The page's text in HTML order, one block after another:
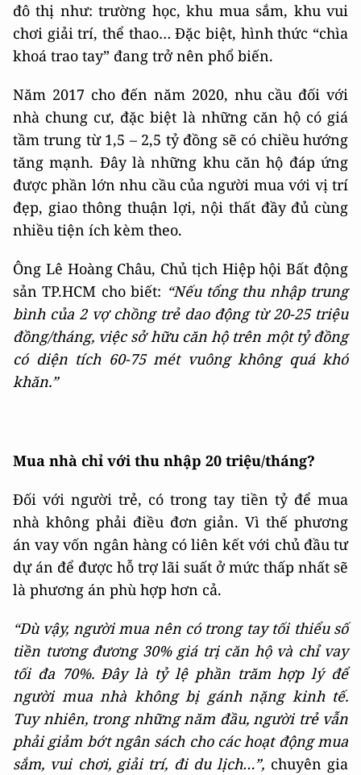
đô thị như: trường học, khu mua sắm, khu vui
chơi giải trí, thể thao… Đặc biệt, hình thức “chìa
khoá trao tay” đang trở nên phổ biến.
Năm 2017 cho đến năm 2020, nhu cầu đối với
nhà chung cư, đặc biệt là những căn hộ có giá
tầm trung từ 1,5 – 2,5 tỷ đồng sẽ có chiều hướng
tăng mạnh. Đây là những khu căn hộ đáp ứng
được phần lớn nhu cầu của người mua với vị trí
đẹp, giao thông thuận lợi, nội thất đầy đủ cùng
nhiều tiện ích kèm theo.
Ông Lê Hoàng Châu, Chủ tịch Hiệp hội Bất động
sản TP.HCM cho biết: “Nếu tổng thu nhập trung
bình của 2 vợ chồng trẻ dao động từ 20-25 triệu
đồng/tháng, việc sở hữu căn hộ trên một tỷ đồng
có diện tích 60-75 mét vuông không quá khó
khăn.”
Mua nhà chỉ với thu nhập 20 triệu/tháng?
Đối với người trẻ, có trong tay tiền tỷ để mua
nhà không phải điều đơn giản. Vì thế phương
án vay vốn ngân hàng có liên kết với chủ đầu tư
dự án để được hỗ trợ lãi suất ở mức thấp nhất sẽ
là phương án phù hợp hơn cả.
“Dù vậy, người mua nên có trong tay tối thiểu số
tiền tương đương 30% giá trị căn hộ và chỉ vay
tối đa 70%. Đây là tỷ lệ phần trăm hợp lý để
người mua nhà không bị gánh nặng kinh tế.
Tuy nhiên, trong những năm đầu, người trẻ vẫn
phải giảm bớt ngân sách cho các hoạt động mua
sắm, vui chơi, giải trí, đi du lịch…”, chuyên gia